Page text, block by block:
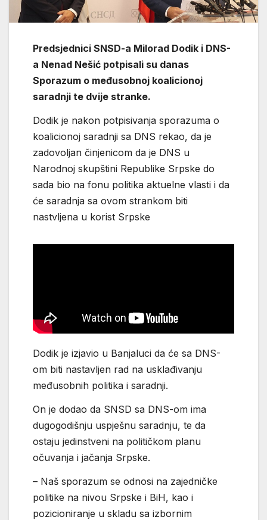
Predsjednici SNSD-a Milorad Dodik i DNS-
a Nenad Nešić potpisali su danas
Sporazum o međusobnoj koalicionoj
saradnji te dvije stranke.
Dodik je nakon potpisivanja sporazuma o
koalicionoj saradnji sa DNS rekao, da je
zadovoljan činjenicom da je DNS u
Narodnoj skupštini Republike Srpske do
sada bio na fonu politika aktuelne vlasti i da
će saradnja sa ovom strankom biti
nastvljena u korist Srpske
Dodik je izjavio u Banjaluci da će sa DNS-
om biti nastavljen rad na usklađivanju
međusobnih politika i saradnji.
On je dodao da SNSD sa DNS-om ima
dugogodišnju uspješnu saradnju, te da
ostaju jedinstveni na političkom planu
očuvanja i jačanja Srpske.
– Naš sporazum se odnosi na zajedničke
politike na nivou Srpske i BiH, kao i
pozicioniranje u skladu sa izbornim